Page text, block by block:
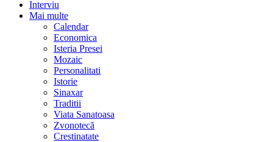
Interviu
Mai multe
Calendar
Economica
Isteria Presei
Mozaic
Personalitati
Istorie
Sinaxar
Traditii
Viata Sanatoasa
Zvonotecă
Crestinatate